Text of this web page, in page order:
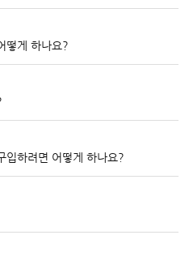
떻게 하나요?
입하려면 어떻게 하나요?